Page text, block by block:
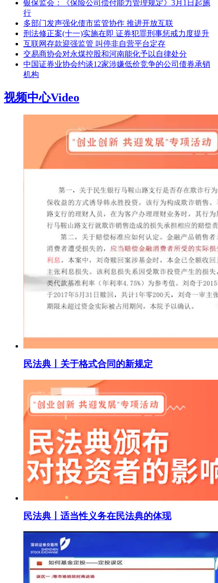
银保监会：《保险公司偿付能力管理规定》3月1日起施
行
多部门发声强化债市监管协作 推进开放互联
刑法修正案(十一)实施在即 证券犯罪刑事惩戒力度提升
互联网存款迎强监管 叫停非自营平台定存
交易商协会对永煤控股和河南能化予以自律处分
中国证券业协会约谈12家涉嫌低价竞争的公司债券承销
机构
视频中心Video
民法典丨关于格式合同的新规定
民法典丨适当性义务在民法典的体现